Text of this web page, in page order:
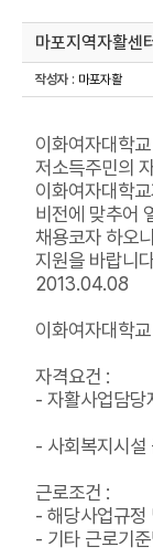
마포지역자활센
작성자 : 마포자활
이화여자대학
저소득주민의
이화여자대학
비전에 맞추어
채용코자 하오
지원을 바랍니
2013.04.08
이화여자대학
자격요건 :
- 자활사업담
- 사회복지시설
근로조건 :
- 해당사업규정
- 기타 근로기